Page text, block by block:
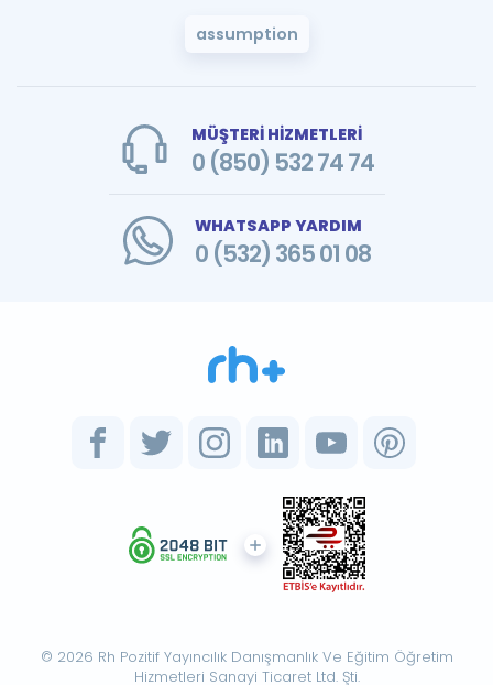
assumption
MÜŞTERİ HİZMETLERİ
0 (850) 532 74 74
WHATSAPP YARDIM
0 (532) 365 01 08
© 2026 Rh Pozitif Yayıncılık Danışmanlık Ve Eğitim Öğretim
Hizmetleri Sanayi Ticaret Ltd. Şti.